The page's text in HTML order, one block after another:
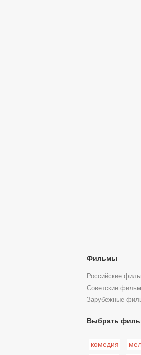
Фильмы
Российские
Советские
Зарубежные
Выбрать
комедия